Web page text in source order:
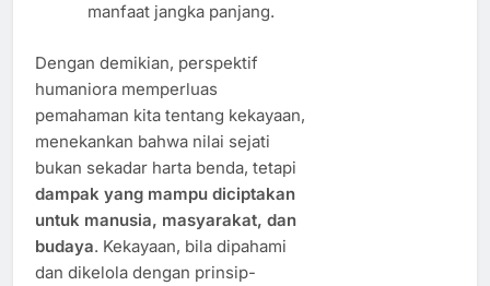
manfaat jangka panjang.
Dengan demikian, perspektif
humaniora memperluas
pemahaman kita tentang kekayaan,
menekankan bahwa nilai sejati
bukan sekadar harta benda, tetapi
dampak yang mampu diciptakan
untuk manusia, masyarakat, dan
budaya. Kekayaan, bila dipahami
dan dikelola dengan prinsip-